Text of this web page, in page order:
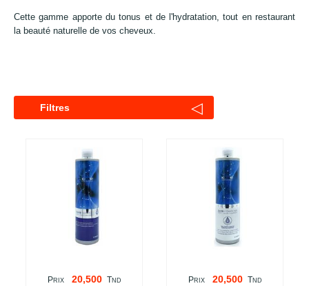
Cette gamme apporte du tonus et de l'hydratation, tout en restaurant
la beauté naturelle de vos cheveux.
Filtres ◁
PRIX 20,500 TND PRIX 20,500 TND